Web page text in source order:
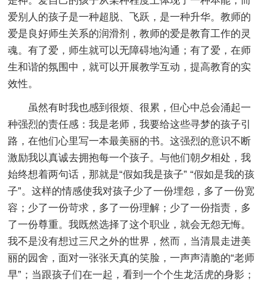
爱别人的孩子是一种超脱、飞跃，是一种升华。教师的
爱是良好师生关系的润滑剂，教师的爱是教育工作的灵
魂。有了爱，师生就可以无障碍地沟通；有了爱，在师
生和谐的氛围中，就可以开展教学互动，提高教育的实
效性。
虽然有时我也感到很烦、很累，但心中总会涌起一
种强烈的责任感：我是老师，我要给这些寻梦的孩子引
路，在他们心里写一本最美丽的书。这强烈的意识不断
激励我以真诚去拥抱每一个孩子。与他们朝夕相处，我
始终想着两句话，那就是“假如我是孩子” “假如是我的孩
子”。这样的情感使我对孩子少了一份埋怨，多了一份宽
容；少了一份苛求，多了一份理解；少了一份指责，多
了一份尊重。我既然选择了这个职业，就会无怨无悔。
我不是没有想过三尺之外的世界，然而，当清晨走进美
丽的园舍，面对一张张天真的笑脸，一声声清脆的“老师
早”；当跟孩子们在一起，看到一个个生龙活虎的身影；